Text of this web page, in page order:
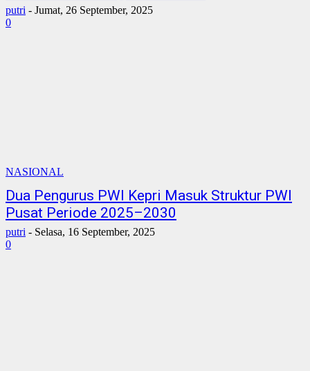
putri - Jumat, 26 September, 2025
0
NASIONAL
Dua Pengurus PWI Kepri Masuk Struktur PWI
Pusat Periode 2025–2030
putri - Selasa, 16 September, 2025
0